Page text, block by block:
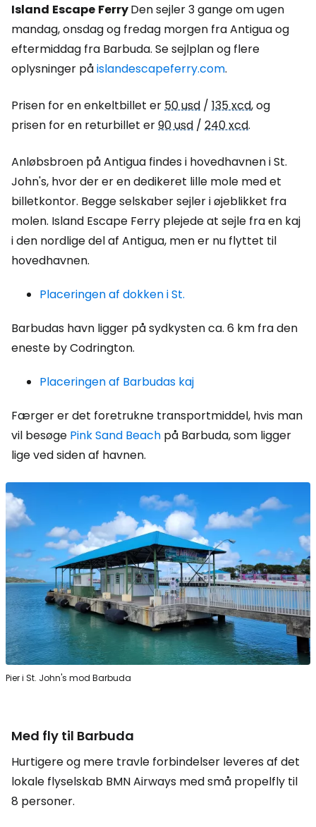
Island Escape FerryDen sejler 3 gange om ugen
mandag, onsdag og fredag morgen fra Antigua og
eftermiddag fra Barbuda. Se sejlplan og flere
oplysninger påislandescapeferry.com.
Prisen for en enkeltbillet er50 usd / 135 xcd, og
prisen for en returbillet er90 usd / 240 xcd.
Anløbsbroen på Antigua findes i hovedhavnen i St.
John's, hvor der er en dedikeret lille mole med et
billetkontor. Begge selskaber sejler i øjeblikket fra
molen. Island Escape Ferry plejede at sejle fra en kaj
i den nordlige del af Antigua, men er nu flyttet til
hovedhavnen.
Placeringen af dokken i St.
Barbudas havn ligger på sydkysten ca. 6 km fra den
eneste by Codrington.
Placeringen af Barbudas kaj
Færger er det foretrukne transportmiddel, hvis man
vil besøge Pink Sand Beach på Barbuda, som ligger
lige ved siden af havnen.
Pier i St. John's mod Barbuda
Med fly til Barbuda
Hurtigere og mere travle forbindelser leveres af det
lokale flyselskab BMN Airways med små propelfly til
8 personer.